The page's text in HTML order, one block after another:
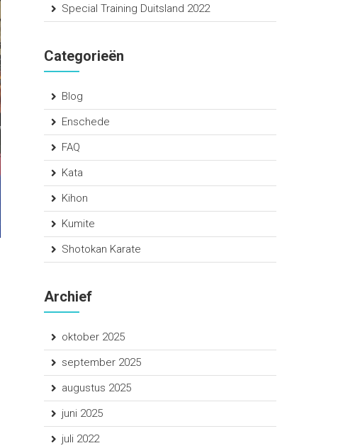
Special Training Duitsland 2022
Categorieën
Blog
Enschede
FAQ
Kata
Kihon
Kumite
Shotokan Karate
Archief
oktober 2025
september 2025
augustus 2025
juni 2025
juli 2022